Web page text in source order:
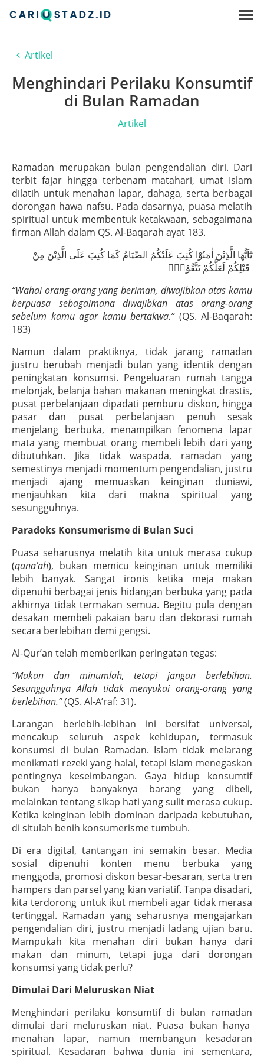
Artikel
Menghindari Perilaku Konsumtif
di Bulan Ramadan
Artikel
Ramadan merupakan bulan pengendalian diri. Dari
terbit fajar hingga terbenam matahari, umat Islam
dilatih untuk menahan lapar, dahaga, serta berbagai
dorongan hawa nafsu. Pada dasarnya, puasa melatih
spiritual untuk membentuk ketakwaan, sebagaimana
firman Allah dalam QS. Al-Baqarah ayat 183.
يٰٓاَيُّهَا الَّذِيْنَ اٰمَنُوْا كُتِبَ عَلَيْكُمُ الصِّيَامُ كَمَا كُتِبَ عَلَى الَّذِيْنَ مِنْ
“Wahai orang-orang yang beriman, diwajibkan atas kamu
berpuasa sebagaimana diwajibkan atas orang-orang
sebelum kamu agar kamu bertakwa.”(QS. Al-Baqarah:
183)
Namun dalam praktiknya, tidak jarang ramadan
justru berubah menjadi bulan yang identik dengan
peningkatan konsumsi. Pengeluaran rumah tangga
melonjak, belanja bahan makanan meningkat drastis,
pusat perbelanjaan dipadati pemburu diskon, hingga
pasar dan pusat perbelanjaan penuh sesak
menjelang berbuka, menampilkan fenomena lapar
mata yang membuat orang membeli lebih dari yang
dibutuhkan. Jika tidak waspada, ramadan yang
semestinya menjadi momentum pengendalian, justru
menjadi ajang memuaskan keinginan duniawi,
menjauhkan kita dari makna spiritual yang
sesungguhnya.
Paradoks Konsumerisme di Bulan Suci
Puasa seharusnya melatih kita untuk merasa cukup
(qana’ah), bukan memicu keinginan untuk memiliki
lebih banyak. Sangat ironis ketika meja makan
dipenuhi berbagai jenis hidangan berbuka yang pada
akhirnya tidak termakan semua. Begitu pula dengan
desakan membeli pakaian baru dan dekorasi rumah
secara berlebihan demi gengsi.
Al-Qur’an telah memberikan peringatan tegas:
“Makan dan minumlah, tetapi jangan berlebihan.
Sesungguhnya Allah tidak menyukai orang-orang yang
berlebihan.”(QS. Al-A’raf: 31).
Larangan berlebih-lebihan ini bersifat universal,
mencakup seluruh aspek kehidupan, termasuk
konsumsi di bulan Ramadan. Islam tidak melarang
menikmati rezeki yang halal, tetapi Islam menegaskan
pentingnya keseimbangan. Gaya hidup konsumtif
bukan hanya banyaknya barang yang dibeli,
melainkan tentang sikap hati yang sulit merasa cukup.
Ketika keinginan lebih dominan daripada kebutuhan,
di situlah benih konsumerisme tumbuh.
Di era digital, tantangan ini semakin besar. Media
sosial dipenuhi konten menu berbuka yang
menggoda, promosi diskon besar-besaran, serta tren
hampers dan parsel yang kian variatif. Tanpa disadari,
kita terdorong untuk ikut membeli agar tidak merasa
tertinggal. Ramadan yang seharusnya mengajarkan
pengendalian diri, justru menjadi ladang ujian baru.
Mampukah kita menahan diri bukan hanya dari
makan dan minum, tetapi juga dari dorongan
konsumsi yang tidak perlu?
Dimulai Dari Meluruskan Niat
Menghindari perilaku konsumtif di bulan ramadan
dimulai dari meluruskan niat. Puasa bukan hanya
menahan lapar, namun membangun kesadaran
spiritual. Kesadaran bahwa dunia ini sementara,